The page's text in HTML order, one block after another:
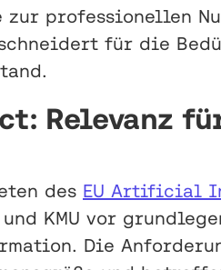
professionellen
für die
Relevanz
des EU Artificial
und KMU vor
Die